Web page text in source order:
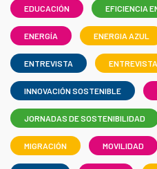
EDUCACIÓN EFICIENCIA
ENERGÍA ENERGIA AZUL
ENTREVISTA
INNOVACIÓN SOSTENIBLE
JORNADAS DE SOSTENIBILIDAD
MIGRACIÓN MOVILIDAD